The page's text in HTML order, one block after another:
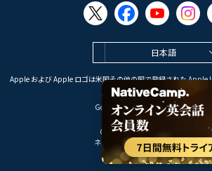
日本語
Apple および Apple ロゴは米国その他の国で登録された Apple
Apple Inc. のサービスマークです。
Google Play は Google LLC の商標で
Copyright © 2026 オンライン英会
ネイティブキャンプ All Rights